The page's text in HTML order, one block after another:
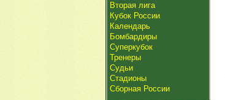
Вторая лига
Кубок России
Календарь
Бомбардиры
Суперкубок
Тренеры
Судьи
Стадионы
Сборная России